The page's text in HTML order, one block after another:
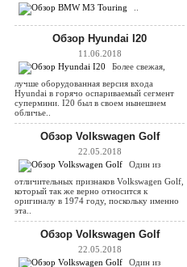
Обзор Hyundai I20
11.06.2018
Более свежая,
лучше оборудованная версия входа
Hyundai в горячо оспариваемый сегмент
супермини. I20 был в своем нынешнем
обличье..
Обзор Volkswagen Golf
22.05.2018
Один из
отличительных признаков Volkswagen Golf,
который так же верно относится к
оригиналу в 1974 году, поскольку именно
эта..
Обзор Volkswagen Golf
22.05.2018
Один из